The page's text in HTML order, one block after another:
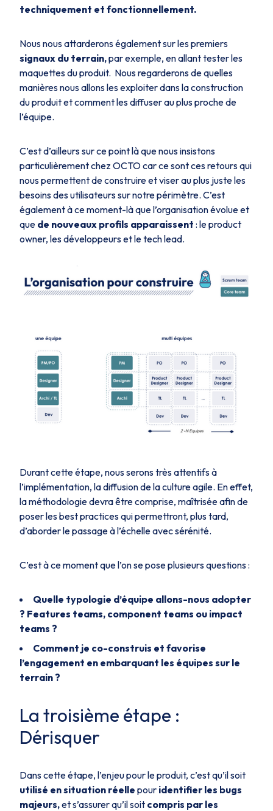
techniquement et fonctionnellement.
Nous nous attarderons également sur les premiers
signaux du terrain,par exemple, en allant tester les
maquettes du produit. Nous regarderons de quelles
manières nous allons les exploiter dans la construction
du produit et comment les diffuser au plus proche de
l’équipe.
C’est d’ailleurs sur ce point là que nous insistons
particulièrement chez OCTO car ce sont ces retours qui
nous permettent de construire et viser au plus juste les
besoins des utilisateurs sur notre périmètre. C’est
également à ce moment-là que l’organisation évolue et
que de nouveaux profils apparaissent : le product
owner, les développeurs et le tech lead.
Durant cette étape, nous serons très attentifs à
l’implémentation, la diffusion de la culture agile. En effet,
la méthodologie devra être comprise, maîtrisée afin de
poser les best practices qui permettront, plus tard,
d’aborder le passage à l’échelle avec sérénité.
C’est à ce moment que l’on se pose plusieurs questions :
Quelle typologie d’équipe allons-nous adopter
? Features teams, component teams ou impact
teams ?
Comment je co-construis et favorise
l’engagement en embarquant les équipes sur le
terrain ?
La troisième étape :
Dérisquer
Dans cette étape, l’enjeu pour le produit, c’est qu’il soit
utilisé en situation réelle pour identifier les bugs
majeurs,et s’assurer qu’il soit compris par les